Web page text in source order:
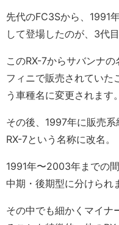
先代のFC3Sから、1991
して登場したのが、3代
このRX-7からサバンナ
フィニで販売されていた
う車種名に変更されます。
その後、1997年に販売
RX-7という名称に改名。
1991年〜2003年までの
中期・後期型に分けられ
その中でも細かくマイナ